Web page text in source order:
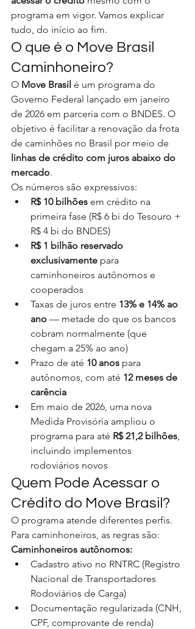
programa em vigor. Vamos explicar
tudo, do início ao fim.
O que é o Move Brasil
Caminhoneiro?
O Move Brasil é um programa do
Governo Federal lançado em janeiro
de 2026 em parceria com o BNDES. O
objetivo é facilitar a renovação da frota
de caminhões no Brasil por meio de
linhas de crédito com juros abaixo do
mercado.
Os números são expressivos:
R$ 10 bilhões em crédito na
primeira fase (R$ 6 bi do Tesouro +
R$ 4 bi do BNDES)
R$ 1 bilhão reservado
exclusivamente para
caminhoneiros autônomos e
cooperados
Taxas de juros entre 13% e 14% ao
ano — metade do que os bancos
cobram normalmente (que
chegam a 25% ao ano)
Prazo de até 10 anos para
autônomos, com até 12 meses de
carência
Em maio de 2026, uma nova
Medida Provisória ampliou o
programa para até R$ 21,2 bilhões,
incluindo implementos
rodoviários novos
Quem Pode Acessar o
Crédito do Move Brasil?
O programa atende diferentes perfis.
Para caminhoneiros, as regras são:
Caminhoneiros autônomos:
Cadastro ativo no RNTRC (Registro
Nacional de Transportadores
Rodoviários de Carga)
Documentação regularizada (CNH,
CPF, comprovante de renda)